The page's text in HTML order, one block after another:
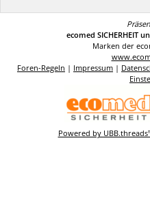
ecomed SICHERHEIT
Marken der
Foren-Regeln | Impressum |
Powered by